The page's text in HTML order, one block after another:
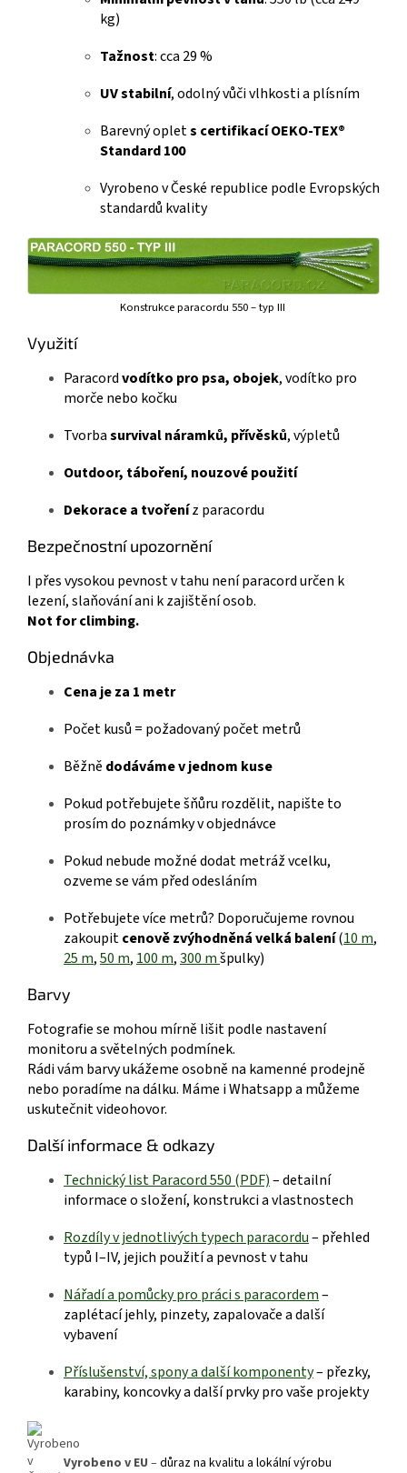
kg)
Tažnost: cca 29 %
UV stabilní, odolný vůči vlhkosti a plísním
Barevný oplets certifikací OEKO-TEX®
Standard 100
Vyrobeno v České republice podle Evropských
standardů kvality
Konstrukce paracordu 550 – typ III
Využití
Paracordvodítko pro psa, obojek, vodítko pro
morče nebo kočku
Tvorbasurvival náramků, přívěsků, výpletů
Outdoor, táboření, nouzové použití
Dekorace a tvořeníz paracordu
Bezpečnostní upozornění
I přes vysokou pevnost v tahu není paracord určen k
lezení, slaňování ani k zajištění osob.
Not for climbing.
Objednávka
Cena je za 1 metr
Počet kusů = požadovaný počet metrů
Běžně dodáváme v jednom kuse
Pokud potřebujete šňůru rozdělit, napište to
prosím do poznámky v objednávce
Pokud nebude možné dodat metráž vcelku,
ozveme se vám před odesláním
Potřebujete více metrů? Doporučujeme rovnou
zakoupitcenově zvýhodněná velká balení(10 m,
25 m,50 m, 100 m,300 mšpulky)
Barvy
Fotografie se mohou mírně lišit podle nastavení
monitoru a světelných podmínek.
Rádi vám barvy ukážeme osobně na kamenné prodejně
nebo poradíme na dálku. Máme i Whatsapp a můžeme
uskutečnit videohovor.
Další informace & odkazy
Technický list Paracord 550 (PDF)– detailní
informace o složení, konstrukci a vlastnostech
Rozdíly v jednotlivých typech paracordu– přehled
typů I–IV, jejich použití a pevnost v tahu
Nářadí a pomůcky pro práci s paracordem–
zaplétací jehly, pinzety, zapalovače a další
vybavení
Příslušenství, spony a další komponenty– přezky,
karabiny, koncovky a další prvky pro vaše projekty
Vyrobeno v EU –důraz na kvalitu a lokální výrobu